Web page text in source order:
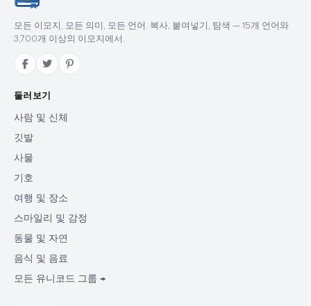
모든 이모지, 모든 의미, 모든 언어. 복사, 붙여넣기, 탐색 — 15개 언어와
3,700개 이상의 이모지에서.
둘러보기
사람 및 신체
깃발
사물
기호
여행 및 장소
스마일리 및 감정
동물 및 자연
음식 및 음료
모든 유니코드 그룹 →